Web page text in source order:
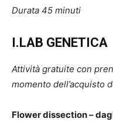
Durata 45 minuti
I.LAB GENETICA
Attività gratuite con
momento dell’acquisto
Flower dissection –